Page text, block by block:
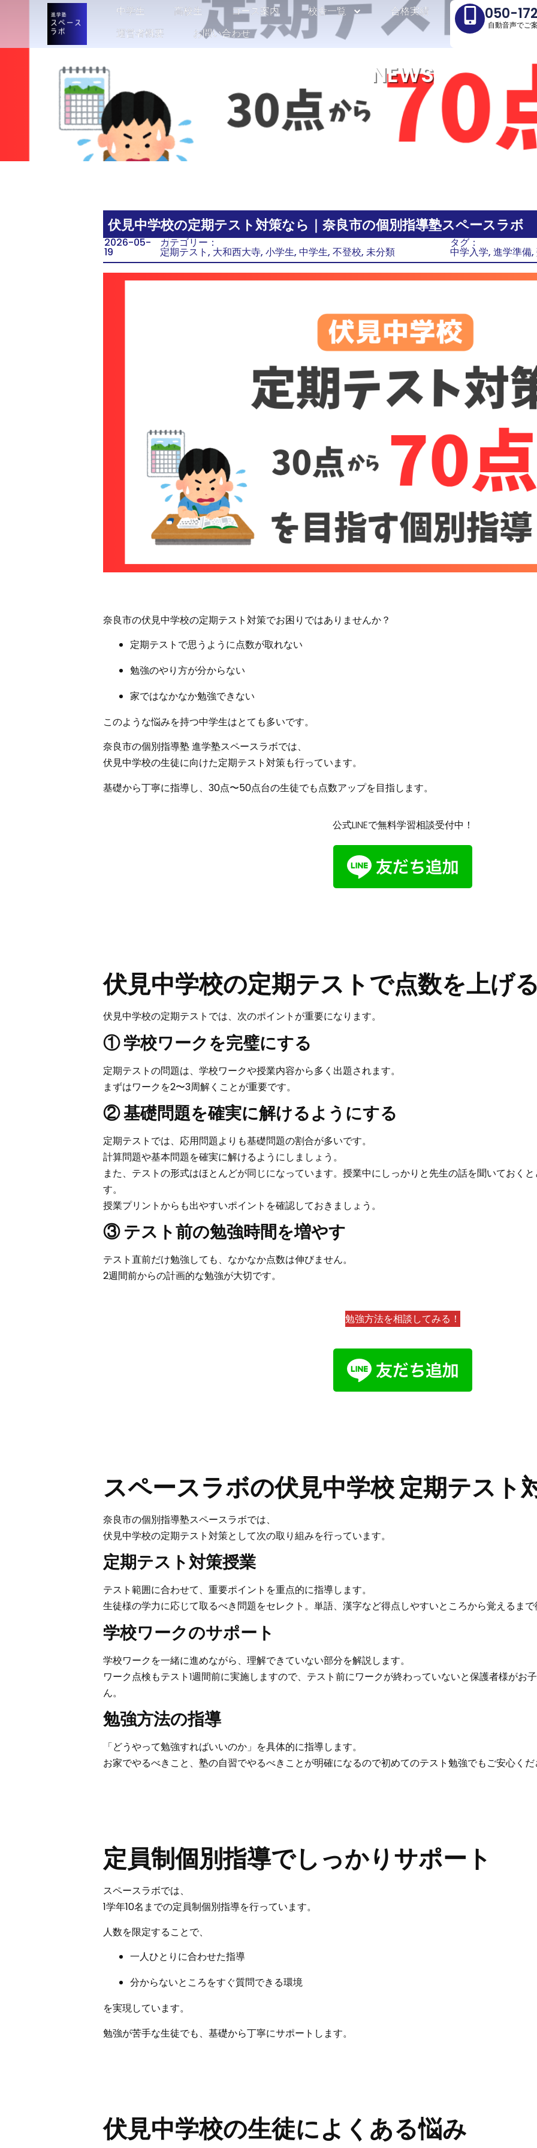
中学生 高校生 コース案内 校舎一覧
合格実績
運営者概要
お問い合わせ
050-
自動音声でご
中学生 高校生 コース案内 校舎一覧
合格実績
運営者概要
お問い合わせ
050-
自動音声でご
NEWS
伏見中学校の定期テスト対策なら｜奈良市の個別指導塾スペースラボ
2026-05-
19
カテゴリー：
定期テスト, 大和西大寺,小学生,中学生,不登校,未分類
タグ：
中学入学,進学準備,
奈良市の伏見中学校の定期テスト対策でお困りではありませんか？
定期テストで思うように点数が取れない
勉強のやり方が分からない
家ではなかなか勉強できない
このような悩みを持つ中学生はとても多いです。
奈良市の個別指導塾進学塾スペースラボでは、
伏見中学校の生徒に向けた定期テスト対策も行っています。
基礎から丁寧に指導し、 30点〜50点台の生徒でも点数アップを目指します。
公式LINEで無料学習相談受付中！
伏見中学校の定期テストで点数を上げ
伏見中学校の定期テストでは、次のポイントが重要になります。
① 学校ワークを完璧にする
定期テストの問題は、学校ワークや授業内容から多く出題されます。
まずはワークを2〜3周解くことが重要です。
② 基礎問題を確実に解けるようにする
定期テストでは、応用問題よりも基礎問題の割合が多いです。
計算問題や基本問題を確実に解けるようにしましょう。
また、テストの形式はほとんどが同じになっています。授業中にしっかりと先生の話を聞いておく
す。
授業プリントからも出やすいポイントを確認しておきましょう。
③ テスト前の勉強時間を増やす
テスト直前だけ勉強しても、なかなか点数は伸びません。
2週間前からの計画的な勉強が大切です。
勉強方法を相談してみる！
スペースラボの伏見中学校 定期テスト
奈良市の個別指導塾スペースラボでは、
伏見中学校の定期テスト対策として次の取り組みを行っています。
定期テスト対策授業
テスト範囲に合わせて、重要ポイントを重点的に指導します。
生徒様の学力に応じて取るべき問題をセレクト。単語、漢字など得点しやすいところから覚えるまで
学校ワークのサポート
学校ワークを一緒に進めながら、理解できていない部分を解説します。
ワーク点検もテスト1週間前に実施しますので、テスト前にワークが終わっていないと保護者様がお
ん。
勉強方法の指導
「どうやって勉強すればいいのか」を具体的に指導します。
お家でやるべきこと、塾の自習でやるべきことが明確になるので初めてのテスト勉強でもご安心くだ
定員制個別指導でしっかりサポート
スペースラボでは、
1学年10名までの定員制個別指導を行っています。
人数を限定することで、
一人ひとりに合わせた指導
分からないところをすぐ質問できる環境
を実現しています。
勉強が苦手な生徒でも、 基礎から丁寧にサポート します。
伏見中学校の生徒によくある悩み